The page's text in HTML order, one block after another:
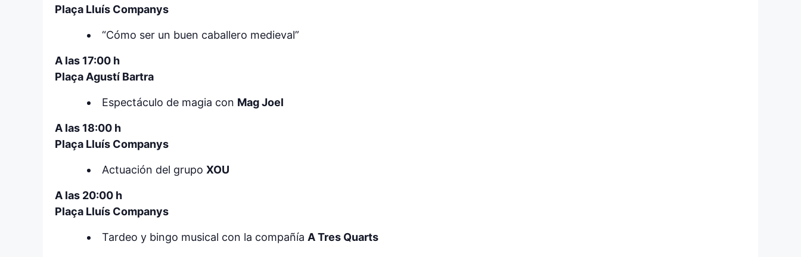
Plaça Lluís Companys
“Cómo ser un buen caballero medieval”
A las 17:00 h
Plaça Agustí Bartra
Espectáculo de magia con Mag Joel
A las 18:00 h
Plaça Lluís Companys
Actuación del grupo XOU
A las 20:00 h
Plaça Lluís Companys
Tardeo y bingo musical con la compañía A Tres Quarts